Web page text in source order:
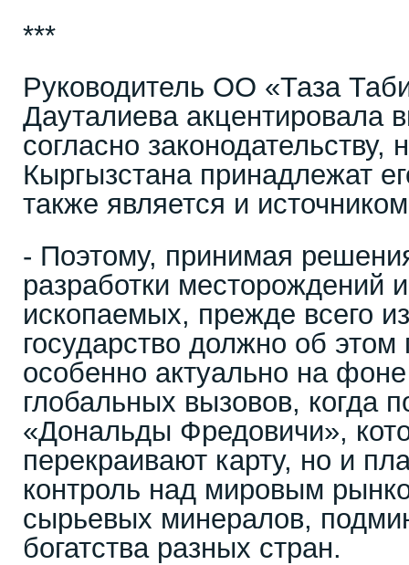
***
Руководитель ОО «Таза
Дауталиева акцентировала
согласно законодательству,
Кыргызстана принадлежат
также является и
- Поэтому, принимая
разработки месторождений
ископаемых, прежде всего
государство должно об
особенно актуально на
глобальных вызовов, когда
«Дональды Фредовичи»,
перекраивают карту, но и
контроль над мировым
сырьевых минералов,
богатства разных стран.